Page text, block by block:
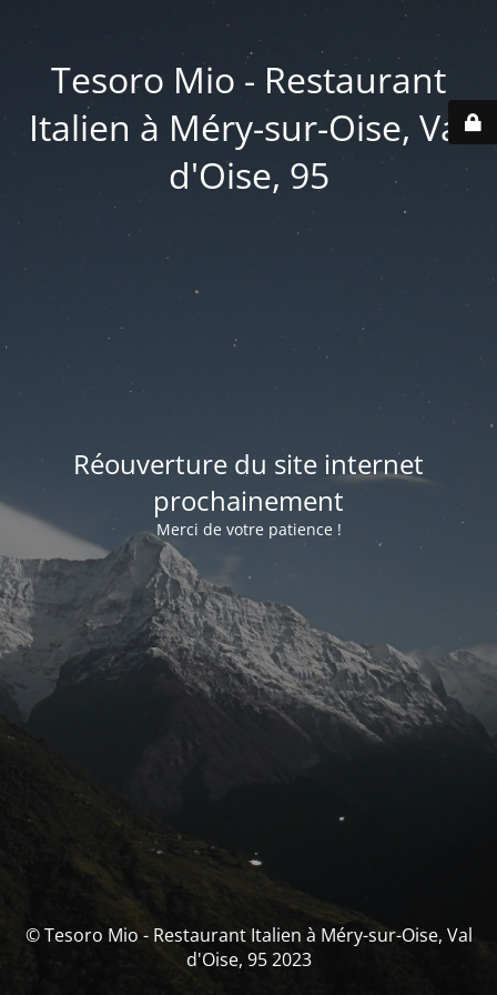
Tesoro Mio - Restaurant
Italien à Méry-sur-Oise, Val
d'Oise, 95
Réouverture du site internet
prochainement
Merci de votre patience !
© Tesoro Mio - Restaurant Italien à Méry-sur-Oise, Val
d'Oise, 95 2023